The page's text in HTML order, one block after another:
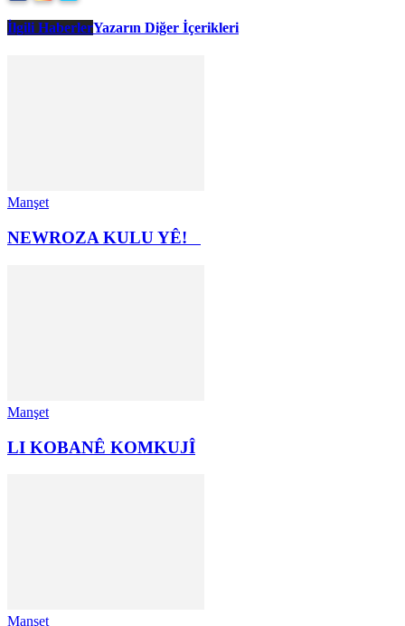
İlgili HaberlerYazarın Diğer İçerikleri
Manşet
NEWROZA KULU YÊ!
Manşet
LI KOBANÊ KOMKUJÎ
Manşet